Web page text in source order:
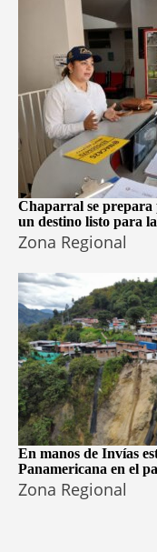
Chaparral se prepara
un destino listo para
Zona Regional
En manos de Invías
Panamericana en el
Zona Regional